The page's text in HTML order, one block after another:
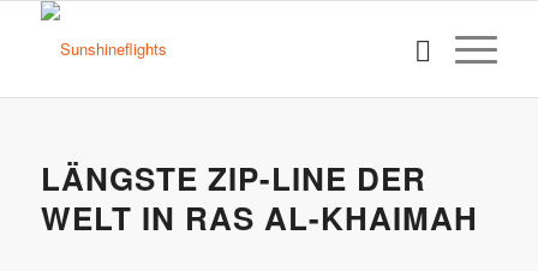
LÄNGSTE ZIP-LINE DER
WELT IN RAS AL-KHAIMAH